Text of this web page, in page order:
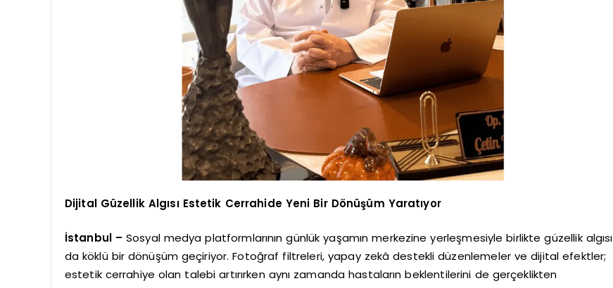
Dijital Güzellik Algısı Estetik Cerrahide Yeni Bir Dönüşüm Yaratıyor
İstanbul – Sosyal medya platformlarının günlük yaşamın merkezine yerleşmesiyle birlikte güzellik algısı
da köklü bir dönüşüm geçiriyor. Fotoğraf filtreleri, yapay zekâ destekli düzenlemeler ve dijital efektler;
estetik cerrahiye olan talebi artırırken aynı zamanda hastaların beklentilerini de gerçeklikten